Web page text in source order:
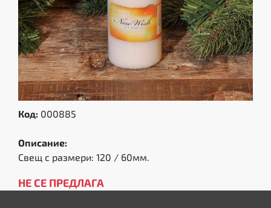
Код: 000885
Описание:
Свещ с размери: 120 / 60мм.
НЕ СЕ ПРЕДЛАГА